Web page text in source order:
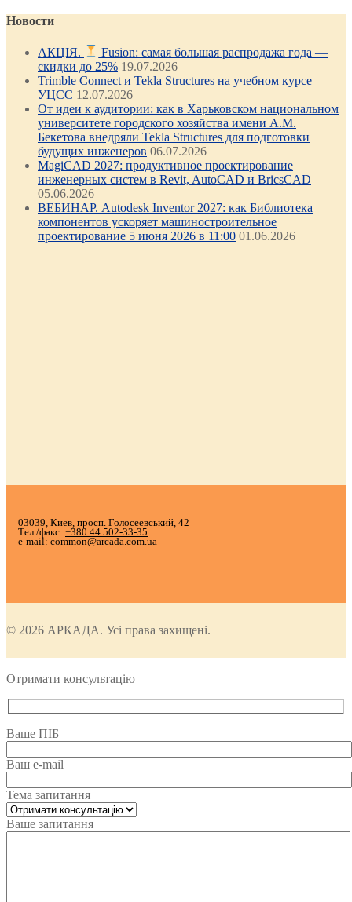
Новости
АКЦІЯ.
Fusion: самая большая распродажа года —
скидки до 25% 19.07.2026
Trimble Connect и Tekla Structures на учебном курсе
УЦСС 12.07.2026
От идеи к аудитории: как в Харьковском национальном
университете городского хозяйства имени А.М.
Бекетова внедряли Tekla Structures для подготовки
будущих инженеров 06.07.2026
MagiCAD 2027: продуктивное проектирование
инженерных систем в Revit, AutoCAD и BricsCAD
05.06.2026
ВЕБИНАР. Autodesk Inventor 2027: как Библиотека
компонентов ускоряет машиностроительное
проектирование 5 июня 2026 в 11:00 01.06.2026
03039, Киев, просп. Голосеевський, 42
Тел./факс: +380 44 502-33-35
e-mail: common@arcada.com.ua
© 2026 АРКАДА. Усі права захищені.
Отримати консультацію
Ваше ПІБ
Ваш e-mail
Тема запитання
Ваше запитання